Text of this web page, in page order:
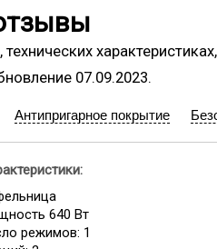
07.09.2023.
Антипригарное покрытие
640 Вт
режимов: 1